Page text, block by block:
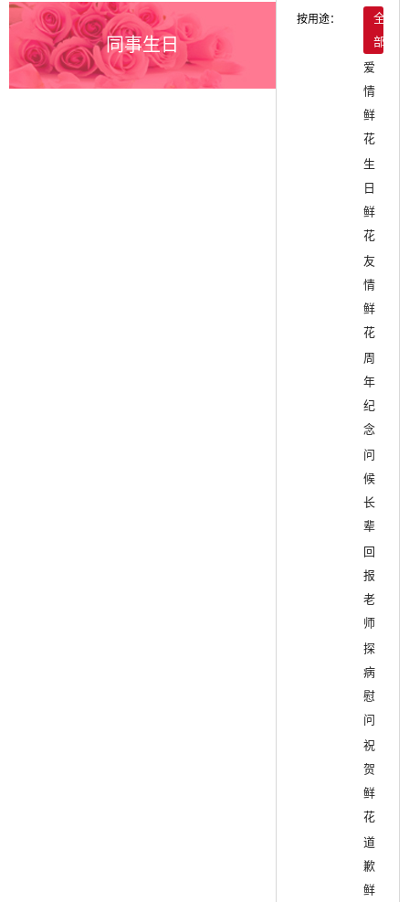
同事生日
按用途：
全
部
爱
情
鲜
花
生
日
鲜
花
友
情
鲜
花
周
年
纪
念
问
候
长
辈
回
报
老
师
探
病
慰
问
祝
贺
鲜
花
道
歉
鲜